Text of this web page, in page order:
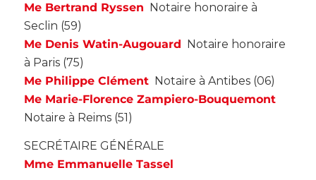
Me Bertrand Ryssen Notaire honoraire à
Seclin (59)
Me Denis Watin-Augouard Notaire honoraire
à Paris (75)
Me Philippe ClémentNotaire à Antibes (06)
Me Marie-Florence Zampiero-Bouquemont
Notaire à Reims (51)
SECRÉTAIRE GÉNÉRALE
Mme Emmanuelle Tassel